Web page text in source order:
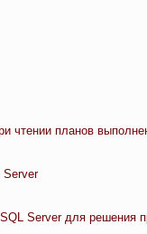
чтении планов
Server
Server для решения